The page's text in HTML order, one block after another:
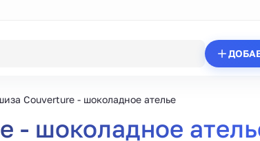
Couverture - шоколадное ателье
- шоколадное